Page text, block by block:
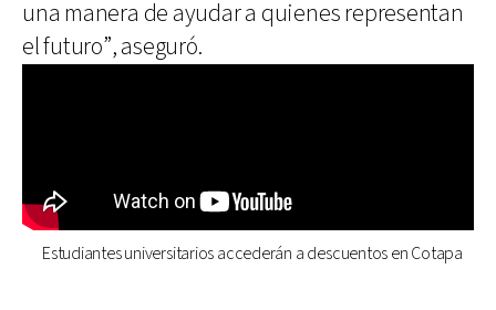
una manera de ayudar a quienes representan
el futuro”, aseguró.
Estudiantes universitarios accederán a descuentos en Cotapa